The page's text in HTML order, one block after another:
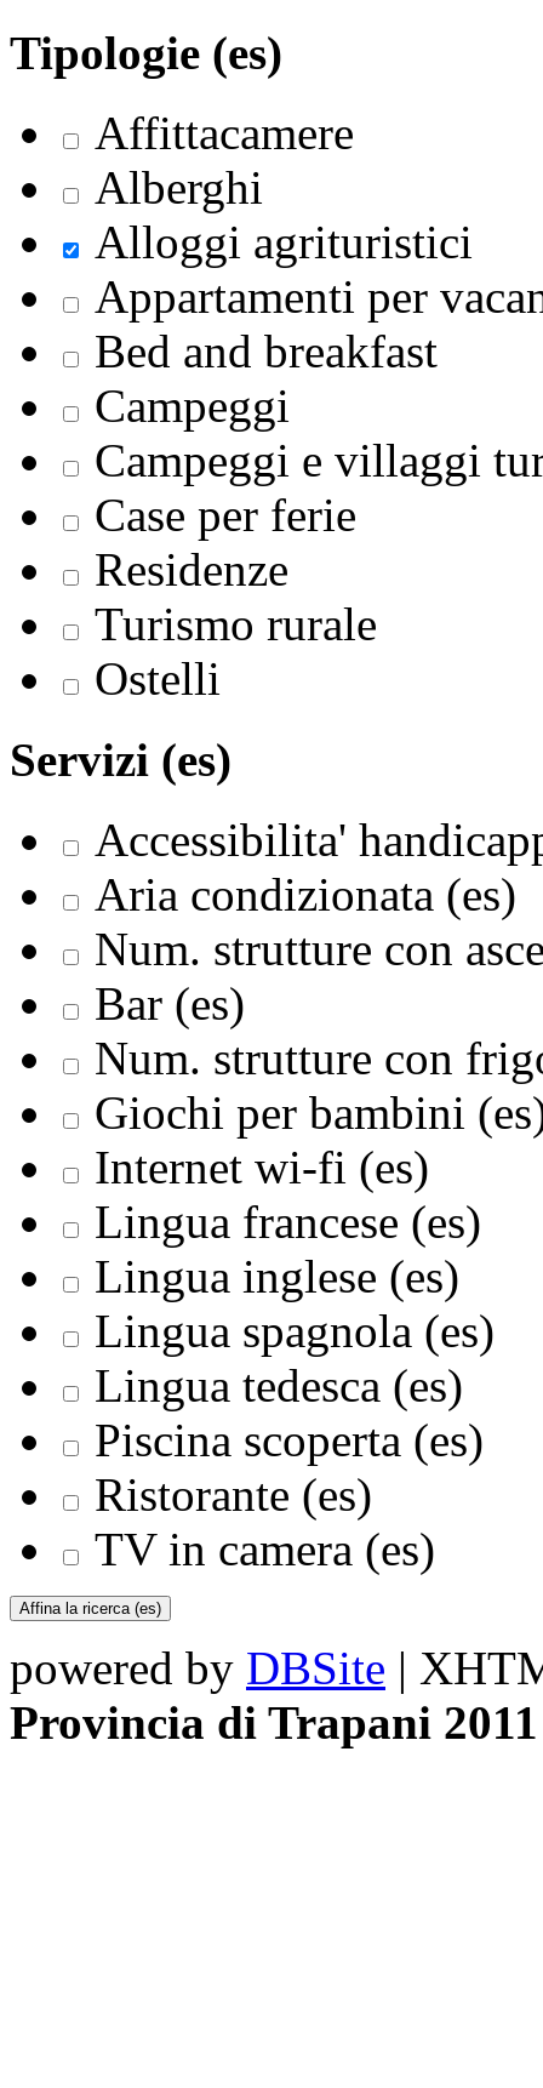
Tipologie (es)
Affittacamere
Alberghi
Alloggi agrituristici
Appartamenti per
Bed and breakfast
Campeggi
Campeggi e villaggi
Case per ferie
Residenze
Turismo rurale
Ostelli
Servizi (es)
Accessibilita'
Aria condizionata (es)
Num. strutture con
Bar (es)
Num. strutture con
Giochi per bambini
Internet wi-fi (es)
Lingua francese (es)
Lingua inglese (es)
Lingua spagnola (es)
Lingua tedesca (es)
Piscina scoperta (es)
Ristorante (es)
TV in camera (es)
powered by DBSite |
Provincia di Trapani 2011